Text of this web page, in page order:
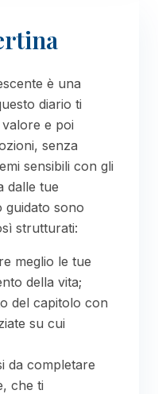
è una
diario ti
e poi
senza
sensibili con gli
dalle tue
guidato sono
strutturati:
meglio le tue
della vita;
del capitolo con
su cui
da completare
che ti